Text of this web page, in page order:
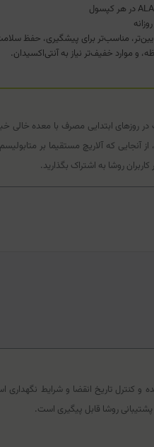
مناسب‌تر برای پیشگیری، حفظ
و موارد خفیف‌تر نیاز به آنتی‌اکسیدان.
در روزهای ابتدایی مصرف با معده
که آلاریچ مستقیما بر
روشا به اشتراک بگذارید.
تاریخ انقضا و شرایط نگهداری
روشا قابل پیگیری است.